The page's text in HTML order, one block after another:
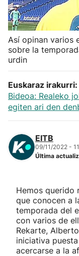
Atletismo
Carreras de
"Helmuga"
Así opinan varios
sobre la
urdin
Euskaraz irakurri:
Bideoa: Realeko
egiten ari den
EITB
09/11/2022 -
Última
Hemos querido
que conocen a
temporada del
con varios de
Rekarte,
iniciativa
acercarse a la